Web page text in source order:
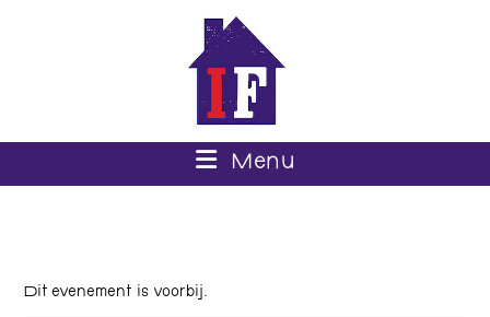
Menu
Dit evenement is voorbij.